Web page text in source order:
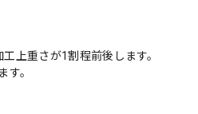
上重さが1割程前後します。
す。